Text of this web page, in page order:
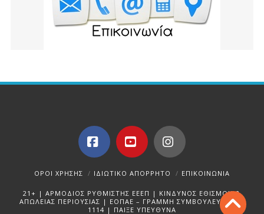
FacebookYouTubeInstagram
ΌΡΟΙ ΧΡΉΣΗΣ ΙΔΙΩΤΙΚΌ ΑΠΌΡΡΗΤΟ ΕΠΙΚΟΙΝΩΝΊΑ
21+ | ΑΡΜΟΔΙΟΣ ΡΥΘΜΙΣΤΗΣ ΕΕΕΠ | ΚΙΝΔΥΝΟΣ ΕΘΙΣΜΟΥ &
ΑΠΩΛΕΙΑΣ ΠΕΡΙΟΥΣΙΑΣ | ΕΟΠΑΕ – ΓΡΑΜΜΗ ΣΥΜΒΟΥΛΕΥΤΙΚΗΣ:
1114 | ΠΑΙΞΕ ΥΠΕΥΘΥΝΑ